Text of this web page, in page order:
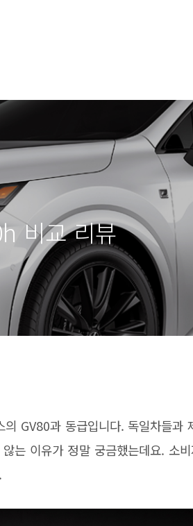
비교 리뷰
GV80과 동급입니다. 독일차들과
는 이유가 정말 궁금했는데요. 소